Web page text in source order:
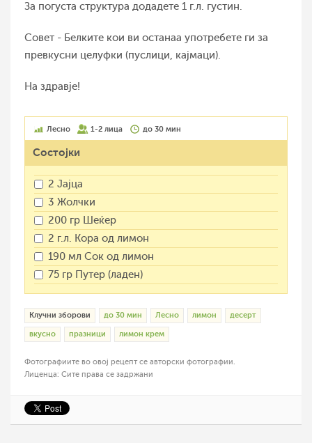
За погуста структура додадете 1 г.л. густин.
Совет - Белките кои ви останаа употребете ги за
превкусни целуфки (пуслици, кајмаци).
На здравје!
Лесно 1-2 лица до 30 мин
Состојки
2 Јајца
3 Жолчки
200 гр Шеќер
2 г.л. Кора од лимон
190 мл Сок од лимон
75 гр Путер (ладен)
Клучни зборови до 30 мин Лесно лимон десерт
вкусно празници лимон крем
Фотографиите во овој рецепт се авторски фотографии.
Лиценца: Сите права се задржани